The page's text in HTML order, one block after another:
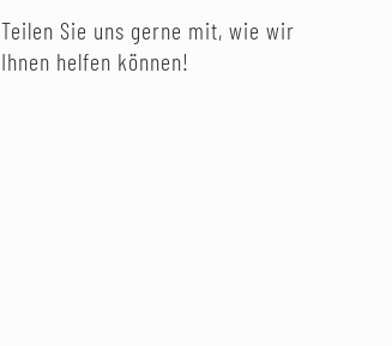
Teilen Sie uns gerne mit, wie wir
Ihnen helfen können!